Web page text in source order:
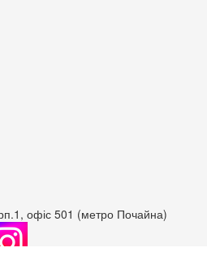
офіс 501 (метро Почайна)